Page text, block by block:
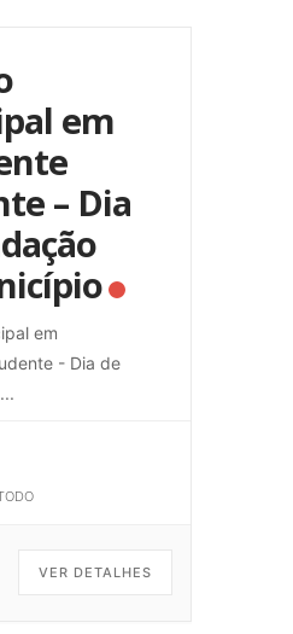
em
– Dia
em
- Dia de
...
VER DETALHES